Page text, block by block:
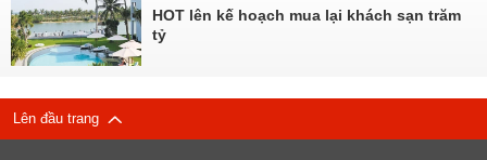
HOT lên kế hoạch mua lại khách sạn trăm
tỷ
Lên đầu trang